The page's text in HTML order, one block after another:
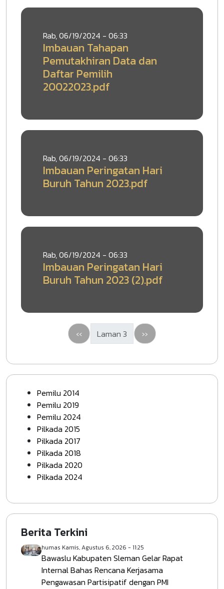
Rab, 06/19/2024 - 06:33
Imbauan Tahapan
Pemutakhiran Data dan
Daftar Pemilih
20022023.pdf
Rab, 06/19/2024 - 06:33
Imbauan Peringatan Hari
Buruh Tahun 2023.pdf
Rab, 06/19/2024 - 06:33
Imbauan Peringatan Hari
Buruh Tahun 2023 (2).pdf
Halaman sebelumnya
‹‹ Laman 3 Halaman berikutnya
››
Pemilu 2014
Pemilu 2019
Pemilu 2024
Pilkada 2015
Pilkada 2017
Pilkada 2018
Pilkada 2020
Pilkada 2024
Berita Terkini
humas Kamis, Agustus 6, 2026 - 11:25
Bawaslu Kabupaten Sleman Gelar Rapat
Internal Bahas Rencana Kerjasama
Pengawasan Partisipatif dengan PMI